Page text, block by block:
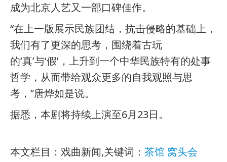
成为北京人艺又一部口碑佳作。
“在上一版展示民族团结，抗击侵略的基础上，
我们有了更深的思考，围绕着古玩
的‘真’与‘假’，上升到一个中华民族特有的处事
哲学，从而带给观众更多的自我观照与思
考，”唐烨如是说。
据悉，本剧将持续上演至6月23日。
本文栏目： 戏曲新闻,关键词： 茶馆 窝头会